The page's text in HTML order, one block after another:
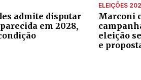
admite disputar
em 2028,
ELEIÇÕES
Marconi
eleição
e